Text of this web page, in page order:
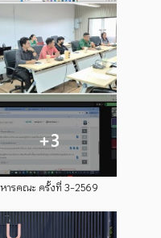
ารคณะ ครั้งที่ 3-2569